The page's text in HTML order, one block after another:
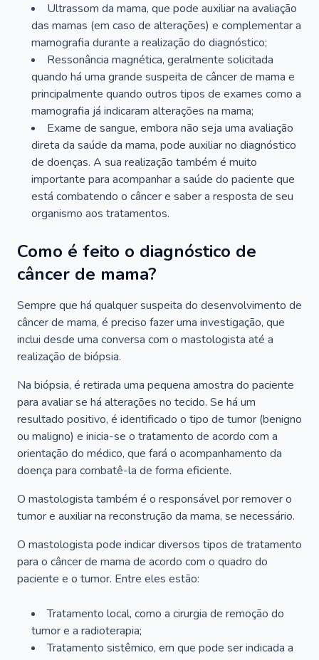
Ultrassom da mama, que pode auxiliar na avaliação
das mamas (em caso de alterações) e complementar a
mamografia durante a realização do diagnóstico;
Ressonância magnética, geralmente solicitada
quando há uma grande suspeita de câncer de mama e
principalmente quando outros tipos de exames como a
mamografia já indicaram alterações na mama;
Exame de sangue, embora não seja uma avaliação
direta da saúde da mama, pode auxiliar no diagnóstico
de doenças. A sua realização também é muito
importante para acompanhar a saúde do paciente que
está combatendo o câncer e saber a resposta de seu
organismo aos tratamentos.
Como é feito o diagnóstico de
câncer de mama?
Sempre que há qualquer suspeita do desenvolvimento de
câncer de mama, é preciso fazer uma investigação, que
inclui desde uma conversa com o mastologista até a
realização de biópsia.
Na biópsia, é retirada uma pequena amostra do paciente
para avaliar se há alterações no tecido. Se há um
resultado positivo, é identificado o tipo de tumor (benigno
ou maligno) e inicia-se o tratamento de acordo com a
orientação do médico, que fará o acompanhamento da
doença para combatê-la de forma eficiente.
O mastologista também é o responsável por remover o
tumor e auxiliar na reconstrução da mama, se necessário.
O mastologista pode indicar diversos tipos de tratamento
para o câncer de mama de acordo com o quadro do
paciente e o tumor. Entre eles estão:
Tratamento local, como a cirurgia de remoção do
tumor e a radioterapia;
Tratamento sistêmico, em que pode ser indicada a